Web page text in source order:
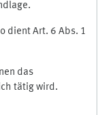
dient Art. 6 Abs. 1
das
tätig wird.